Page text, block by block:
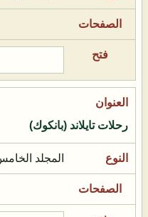
رحلات تايلاند (بانكوك)
المجلد